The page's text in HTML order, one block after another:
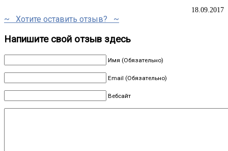
18.09.2017
~ Хотите оставить отзыв? ~
Напишите свой отзыв здесь
Имя (Обязательно)
Email (Обязательно)
Вебсайт